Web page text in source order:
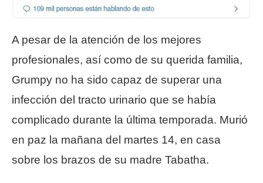
A pesar de la atención de los mejores
profesionales, así como de su querida familia,
Grumpy no ha sido capaz de superar una
infección del tracto urinario que se había
complicado durante la última temporada. Murió
en paz la mañana del martes 14, en casa
sobre los brazos de su madre Tabatha.